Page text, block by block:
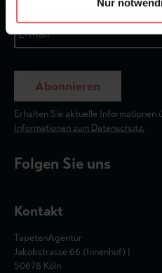
Nur
Abonnieren
Erhalten Sie aktuelle Informationen
Informationen zum Datenschutz.
Folgen Sie uns
Kontakt
TapetenAgentur
Jakobstrasse 66 (Innenhof) |
50678 Köln